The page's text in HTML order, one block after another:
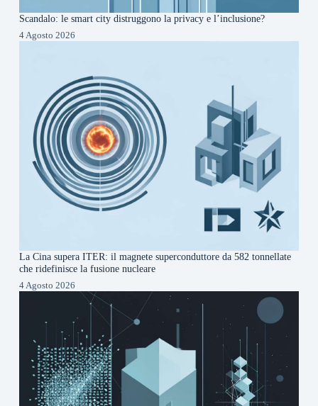
Scandalo: le smart city distruggono la privacy e l’inclusione?
4 Agosto 2026
La Cina supera ITER: il magnete superconduttore da 582 tonnellate
che ridefinisce la fusione nucleare
4 Agosto 2026